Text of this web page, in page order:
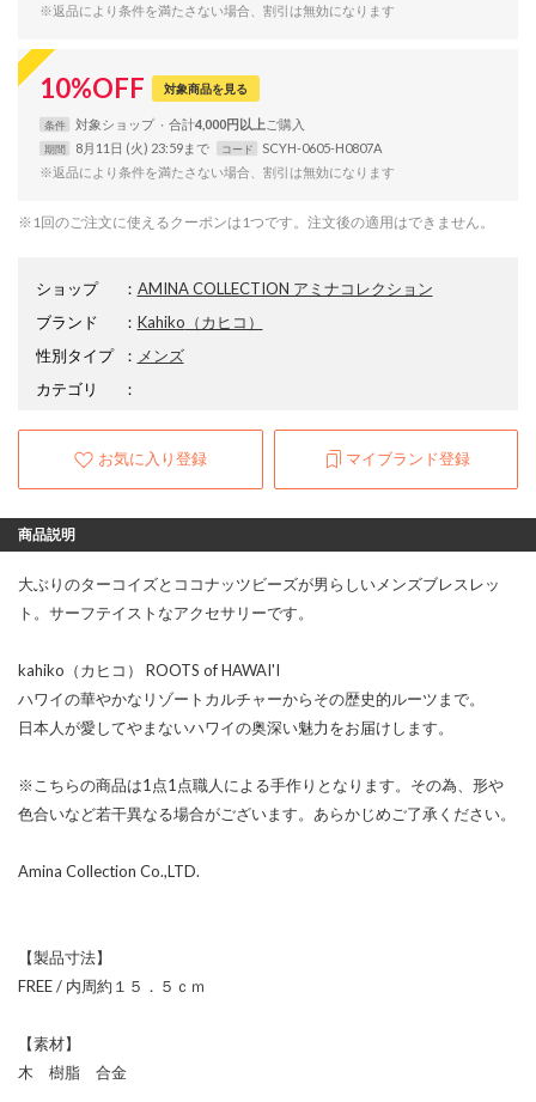
※返品により条件を満たさない場合、割引は無効になります
10%OFF 対象商品を見る
条件 対象ショップ 合計4,000円以上
期間 8月11日 (火) 23:59まで コード
SCYH-0605-H0807A
※返品により条件を満たさない場合、割引は無効になります
※1回のご注文に使えるクーポンは1つです。注文後の適用はできません。
ショップ ： AMINA COLLECTION アミナコレクション
ブランド
： Kahiko （カヒコ）
性別タイプ
： メンズ
カテゴリ
：
お気に入り登録 マイブランド登録
商品説明
大ぶりのターコイズとココナッツビーズが男らしいメンズブレスレッ
ト。サーフテイストなアクセサリーです。
kahiko（カヒコ） ROOTS of HAWAI'I
ハワイの華やかなリゾートカルチャーからその歴史的ルーツまで。
日本人が愛してやまないハワイの奥深い魅力をお届けします。
※こちらの商品は1点1点職人による手作りとなります。その為、形や
色合いなど若干異なる場合がございます。あらかじめご了承ください。
Amina Collection Co.,LTD.
【製品寸法】
FREE / 内周約１５．５ｃｍ
【素材】
木 樹脂 合金